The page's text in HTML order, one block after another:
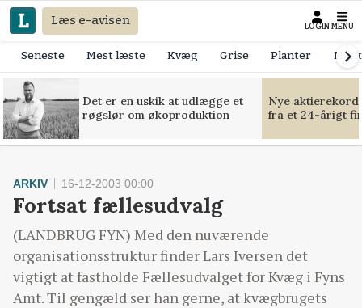
Læs e-avisen LOGIN MENU
Seneste Mest læste Kvæg Grise Planter
Det er en uskik at udlægge et
røgslør om økoproduktion
Nye
fra et 24-årigt
ARKIV 16-12-2003 00:00
Fortsat fællesudvalg
(LANDBRUG FYN) Med den nuværende
organisationsstruktur finder Lars Iversen det
vigtigt at fastholde Fællesudvalget for Kvæg i Fyns
Amt. Til gengæld ser han gerne, at kvægbrugets